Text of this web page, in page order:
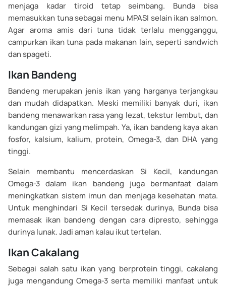
menjaga kadar tiroid tetap seimbang. Bunda bisa
memasukkan tuna sebagai menu MPASI selain ikan salmon.
Agar aroma amis dari tuna tidak terlalu mengganggu,
campurkan ikan tuna pada makanan lain, seperti sandwich
dan spageti.
Ikan Bandeng
Bandeng merupakan jenis ikan yang harganya terjangkau
dan mudah didapatkan. Meski memiliki banyak duri, ikan
bandeng menawarkan rasa yang lezat, tekstur lembut, dan
kandungan gizi yang melimpah. Ya, ikan bandeng kaya akan
fosfor, kalsium, kalium, protein, Omega-3, dan DHA yang
tinggi.
Selain membantu mencerdaskan Si Kecil, kandungan
Omega-3 dalam ikan bandeng juga bermanfaat dalam
meningkatkan sistem imun dan menjaga kesehatan mata.
Untuk menghindari Si Kecil tersedak durinya, Bunda bisa
memasak ikan bandeng dengan cara dipresto, sehingga
durinya lunak. Jadi aman kalau ikut tertelan.
Ikan Cakalang
Sebagai salah satu ikan yang berprotein tinggi, cakalang
juga mengandung Omega-3 serta memiliki manfaat untuk